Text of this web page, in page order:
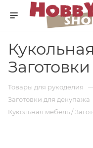
Товары для рукоделия
Заготовки для декупажа
Кукольная мебель /